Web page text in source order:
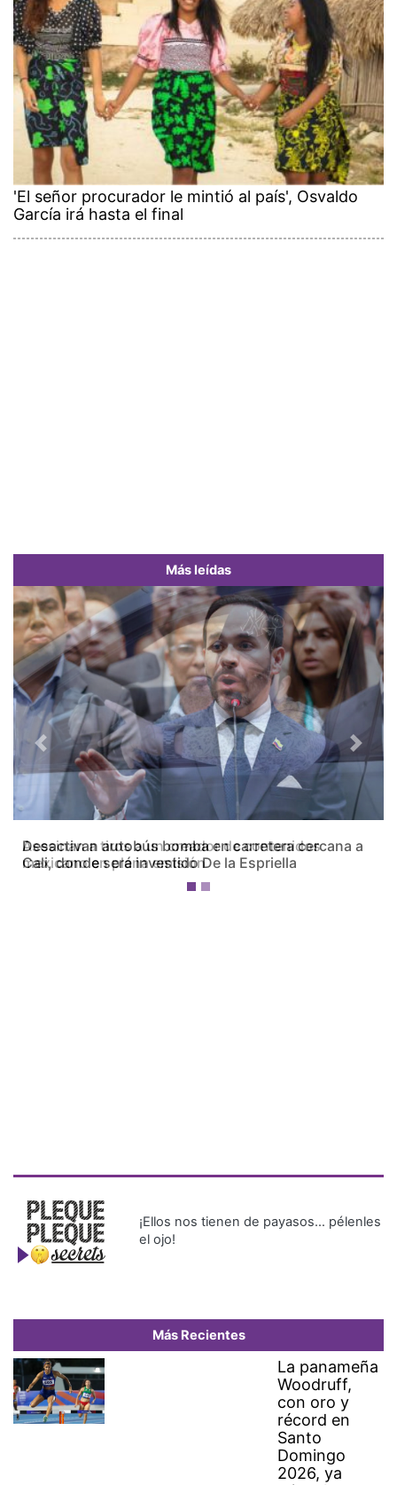
'El señor procurador le mintió al país', Osvaldo
García irá hasta el final
Más leídas
Desactivan autobús bomba en carretera cercana a
Cali, donde será investido De la Espriella
Previous Next
¡Ellos nos tienen de payasos… pélenles
el ojo!
Más Recientes
La panameña
Woodruff,
con oro y
récord en
Santo
Domingo
2026, ya